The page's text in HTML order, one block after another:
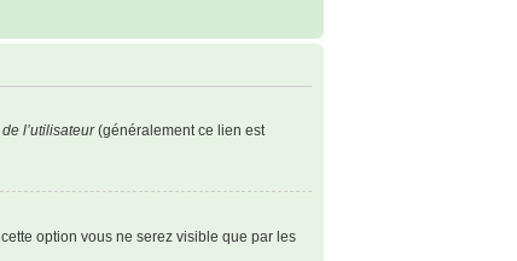
l’utilisateur(généralement ce lien est
option vous ne serez visible que par les